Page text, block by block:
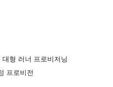
형 러너 프로비저닝
프로비전